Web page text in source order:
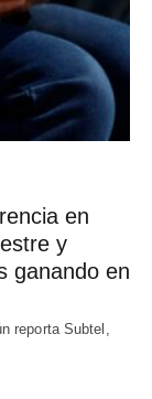
en
y
ganando en
reporta Subtel,